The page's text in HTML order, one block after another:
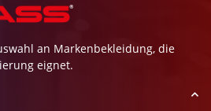
an Markenbekleidung, die
eignet.